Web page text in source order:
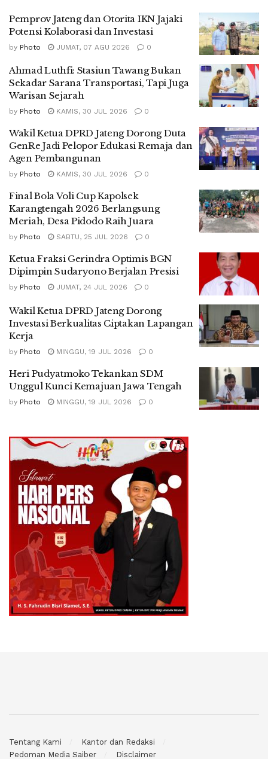
Pemprov Jateng dan Otorita IKN Jajaki
Potensi Kolaborasi dan Investasi
by Photo JUMAT, 07 AGU 2026 0
Ahmad Luthfi: Stasiun Tawang Bukan
Sekadar Sarana Transportasi, Tapi Juga
Warisan Sejarah
by Photo KAMIS, 30 JUL 2026 0
Wakil Ketua DPRD Jateng Dorong Duta
GenRe Jadi Pelopor Edukasi Remaja dan
Agen Pembangunan
by Photo KAMIS, 30 JUL 2026 0
Final Bola Voli Cup Kapolsek
Karangtengah 2026 Berlangsung
Meriah, Desa Pidodo Raih Juara
by Photo SABTU, 25 JUL 2026 0
Ketua Fraksi Gerindra Optimis BGN
Dipimpin Sudaryono Berjalan Presisi
by Photo JUMAT, 24 JUL 2026 0
Wakil Ketua DPRD Jateng Dorong
Investasi Berkualitas Ciptakan Lapangan
Kerja
by Photo MINGGU, 19 JUL 2026 0
Heri Pudyatmoko Tekankan SDM
Unggul Kunci Kemajuan Jawa Tengah
by Photo MINGGU, 19 JUL 2026 0
Tentang Kami
Kantor dan Redaksi
Pedoman Media Saiber
Disclaimer